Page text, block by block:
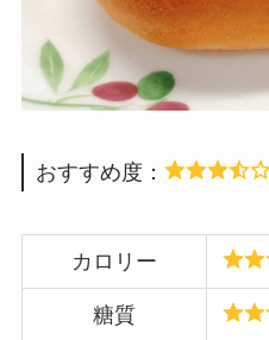
おすすめ度：
カロリー
糖質